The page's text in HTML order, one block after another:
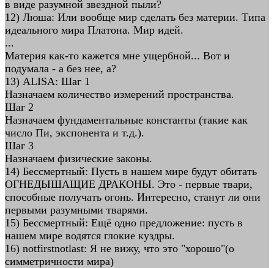
в виде разумной звездной пыли?
12) Люша: Или вообще мир сделать без материи. Типа
идеального мира Платона. Мир идей.
...
Материя как-то кажется мне ущербной... Вот и
подумала - а без нее, а?
13) ALISA: Шаг 1
Назначаем количество измерений пространства.
Шаг 2
Назначаем фундаментальные константы (такие как
число Пи, экспонента и т.д.).
Шаг 3
Назначаем физические законы.
14) Бессмертный: Пусть в нашем мире будут обитать
ОГНЕДЫШАЩИЕ ДРАКОНЫ. Это - первые твари,
способные получать огонь. Интересно, станут ли они
первыми разумными тварями.
15) Бессмертный: Ещё одно предложение: пусть в
нашем мире водятся глокие куздры.
16) notfirstnotlast: Я не вижу, что это "хорошо"(о
симметричности мира)